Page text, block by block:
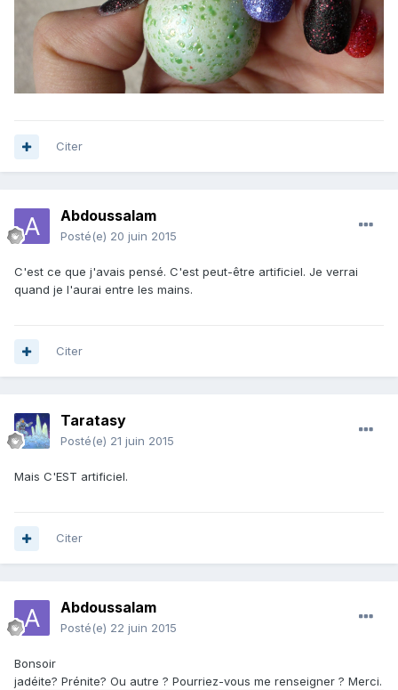
Citer
Abdoussalam
Posté(e) 20 juin 2015
C'est ce que j'avais pensé. C'est peut-être artificiel. Je verrai
quand je l'aurai entre les mains.
Citer
Taratasy
Posté(e) 21 juin 2015
Mais C'EST artificiel.
Citer
Abdoussalam
Posté(e) 22 juin 2015
Bonsoir
jadéite? Prénite? Ou autre ? Pourriez-vous me renseigner ? Merci.